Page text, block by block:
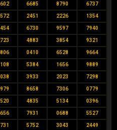
6685 8790 6737
2451 2226 1354
6730 9597 7940
4883 3854 9321
0410 6528 9664
5384 1656 9889
3933 2023 7298
8658 7306 0779
4835 5134 0396
7931 0688 5527
5752 3043 2449